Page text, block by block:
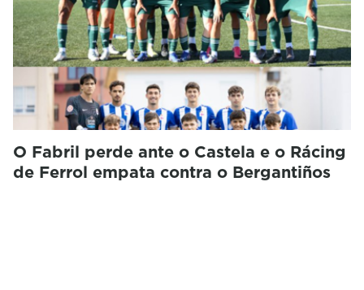
O Fabril perde ante o Castela e o Rácing
de Ferrol empata contra o Bergantiños